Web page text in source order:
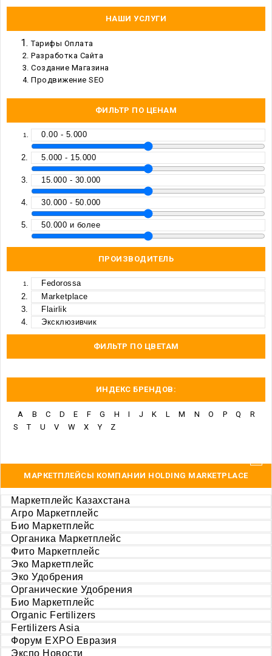
НАШИ УСЛУГИ
Тарифы Оплата
Разработка Сайта
Создание Магазина
Продвижение SEO
ФИЛЬТР ПО ЦЕНАМ
0.00 - 5.000
5.000 - 15.000
15.000 - 30.000
30.000 - 50.000
50.000 и более
ПРОИЗВОДИТЕЛЬ
Fedorossa
Marketplace
Flairlik
Эксклюзивчик
ФИЛЬТР ПО ЦВЕТАМ
ИНДЕКС БРЕНДОВ:
A B C D E F G H I J K L M N O P Q
R
S
T U V W X Y Z
МАРКЕТПЛЕЙСЫ КОМПАНИИ HOLDING MARKETPLACE
Маркетплейс Казахстана
Агро Маркетплейс
Био Маркетплейс
Органика Маркетплейс
Фито Маркетплейс
Эко Маркетплейс
Эко Удобрения
Органические Удобрения
Био Маркетплейс
Organic Fertilizers
Fertilizers Asia
Форум EXPO Евразия
Экспо Новости